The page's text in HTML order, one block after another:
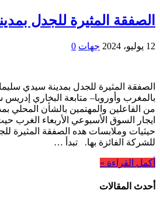
الصفقة المثيرة للجدل
12 يوليو، 2024 جهات 0
الصفقة المثيرة للجدل بمدينة سيدي
بالمغرب وأوروبا– متابعة البخاري إدريس
من الفاعلين والمهتمين بالشأن المحلي
ايجار السوق الأسبوعي الأربعاء الغرب
حيثيات وملابسات هده الصفقة المثيرة
للشركة الفائزة بها. تبدأ …
أكمل القراءة »
أحدث المقالات